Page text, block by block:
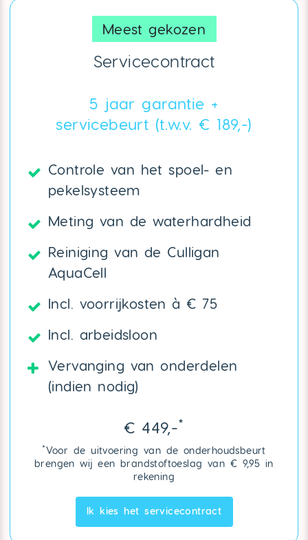
Meest gekozen
Servicecontract
5 jaar garantie +
servicebeurt (t.w.v. € 189,-)
Controle van het spoel- en
pekelsysteem
Meting van de waterhardheid
Reiniging van de Culligan
AquaCell
Incl. voorrijkosten à € 75
Incl. arbeidsloon
Vervanging van onderdelen
(indien nodig)
€ 449,-*
*Voor de uitvoering van de onderhoudsbeurt
brengen wij een brandstoftoeslag van € 9,95 in
rekening
Ik kies het servicecontract